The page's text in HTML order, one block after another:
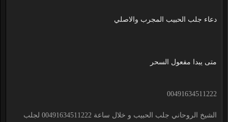
دعاء جلب الحبيب المجرب والاصلي
متى يبدا مفعول السحر
00491634511222
الشيخ الروحاني جلب الحبيب و خلال ساعة 00491634511222 لجلب